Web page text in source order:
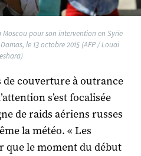
pour son intervention en Syrie
le 13 octobre 2015 (AFP / Louai
de couverture à outrance
s’est focalisée
de raids aériens russes
la météo. « Les
que le moment du début